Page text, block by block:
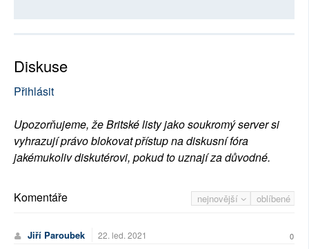
Diskuse
Přihlásit
Upozorňujeme, že Britské listy jako soukromý server si
vyhrazují právo blokovat přístup na diskusní fóra
jakémukoliv diskutérovi, pokud to uznají za důvodné.
nejnovější oblíbené
Komentáře
Jiří Paroubek 22. led. 2021 0